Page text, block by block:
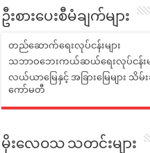
ဦးစားပေးစီမံချက်များ
တည်ဆောက်ရေးလုပ်ငန်းများ
သဘာဝဘေးကယ်ဆယ်ရေးလုပ်ငန်းမ
လယ်ယာမြေနှင့် အခြားမြေများ သိ
ကော်မတီ
မိုးလေဝသ သတင်းများ